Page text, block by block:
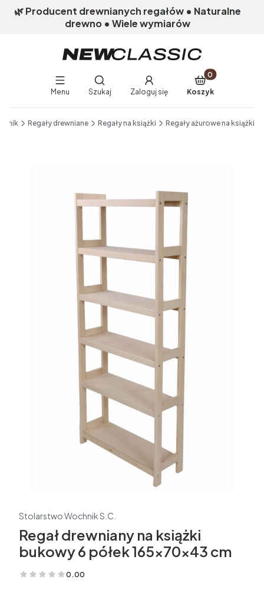
🌿 Producent drewnianych regałów • Naturalne
drewno • Wiele wymiarów
Menu
Otwórz wyszukiwarkę
Szukaj Zaloguj się
Produkty w
Koszyk
Regały drewniane Regały na książki Regały ażurowe na książki
Stolarstwo Wochnik S.C.
Regał drewniany na książki
bukowy 6 półek 165x70x43 cm
0.00
(Oceny: 0 Recenzje: 0)